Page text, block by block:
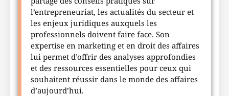
l’entrepreneuriat, les actualités du secteur et
les enjeux juridiques auxquels les
professionnels doivent faire face. Son
expertise en marketing et en droit des affaires
lui permet d’offrir des analyses approfondies
et des ressources essentielles pour ceux qui
souhaitent réussir dans le monde des affaires
d’aujourd’hui.